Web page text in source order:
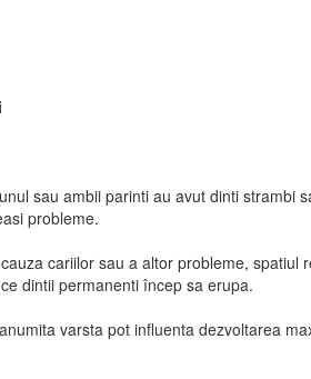
sau ambii parinti au avut dinti strambi
probleme.
cariilor sau a altor probleme, spatiul
dintii permanenti încep sa erupa.
varsta pot influenta dezvoltarea